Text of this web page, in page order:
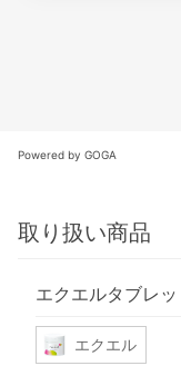
Powered by GOGA
取り扱い商品
エクエルタブレッ
エクエル